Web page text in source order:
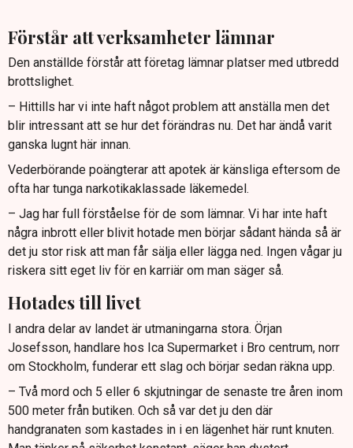
Förstår att verksamheter lämnar
Den anställde förstår att företag lämnar platser med utbredd
brottslighet.
– Hittills har vi inte haft något problem att anställa men det
blir intressant att se hur det förändras nu. Det har ändå varit
ganska lugnt här innan.
Vederbörande poängterar att apotek är känsliga eftersom de
ofta har tunga narkotikaklassade läkemedel.
– Jag har full förståelse för de som lämnar. Vi har inte haft
några inbrott eller blivit hotade men börjar sådant hända så är
det ju stor risk att man får sälja eller lägga ned. Ingen vågar ju
riskera sitt eget liv för en karriär om man säger så.
Hotades till livet
I andra delar av landet är utmaningarna stora. Örjan
Josefsson, handlare hos Ica Supermarket i Bro centrum, norr
om Stockholm, funderar ett slag och börjar sedan räkna upp.
– Två mord och 5 eller 6 skjutningar de senaste tre åren inom
500 meter från butiken. Och så var det ju den där
handgranaten som kastades in i en lägenhet här runt knuten.